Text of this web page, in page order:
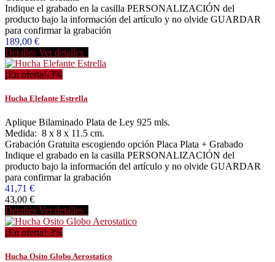
Indique el grabado en la casilla PERSONALIZACIÓN del
producto bajo la información del artículo y no olvide GUARDAR
para confirmar la grabación
189,00 €
Detalles Ver detalles
¡En oferta!-3%
Hucha Elefante Estrella
Aplique Bilaminado Plata de Ley 925 mls.
Medida: 8 x 8 x 11.5 cm.
Grabación Gratuita escogiendo opción Placa Plata + Grabado
Indique el grabado en la casilla PERSONALIZACIÓN del
producto bajo la información del artículo y no olvide GUARDAR
para confirmar la grabación
41,71 €
43,00 €
Detalles Ver detalles
¡En oferta!-3%
Hucha Osito Globo Aerostatico